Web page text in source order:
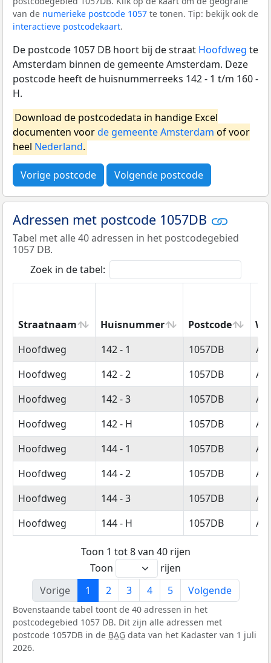
van de numerieke postcode 1057 te tonen. Tip: bekijk ook de
interactieve postcodekaart.
De postcode 1057 DB hoort bij de straat Hoofdweg te
Amsterdam binnen de gemeente Amsterdam. Deze
postcode heeft de huisnummerreeks 142 - 1 t/m 160 -
H.
Download de postcodedata in handige Excel
documenten voorde gemeente Amsterdam of voor
heel Nederland.
Vorige postcode Volgende postcode
Adressen met postcode 1057DB
Tabel met alle 40 adressen in het postcodegebied
1057 DB.
Zoek in de tabel:
Straatnaam Huisnummer Postcode
Straatnaam
Huisnummer Postcode
Hoofdweg 142 - 1 1057DB
Hoofdweg
142 - 2 1057DB
Hoofdweg
142 - 3 1057DB
Hoofdweg
142 - H 1057DB
Hoofdweg
144 - 1 1057DB
Hoofdweg
144 - 2 1057DB
Hoofdweg
144 - 3 1057DB
Hoofdweg
144 - H 1057DB
Toon 1 tot 8 van 40 rijen
Toon
rijen
Vorige
1 2 3 4 5 Volgende
Bovenstaande tabel toont de 40 adressen in het
postcodegebied 1057 DB. Dit zijn alle adressen met
postcode 1057DB in de BAG data van het Kadaster van 1 juli
2026.